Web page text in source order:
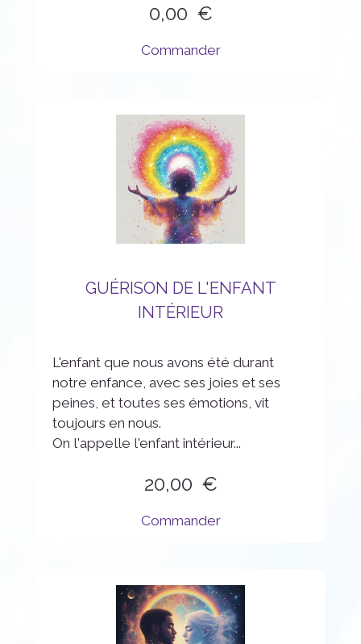
0,00
Commander
GUÉRISON DE L'ENFANT
INTÉRIEUR
L'enfant que nous avons été durant
notre enfance, avec ses joies et ses
peines, et toutes ses émotions, vit
toujours en nous.
On l'appelle l'enfant intérieur...
20,00
Commander